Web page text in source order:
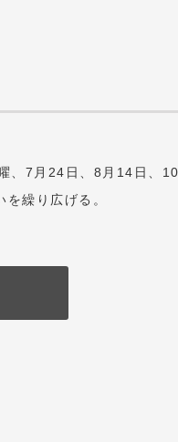
、7月24日、8月14日、10
繰り広げる。